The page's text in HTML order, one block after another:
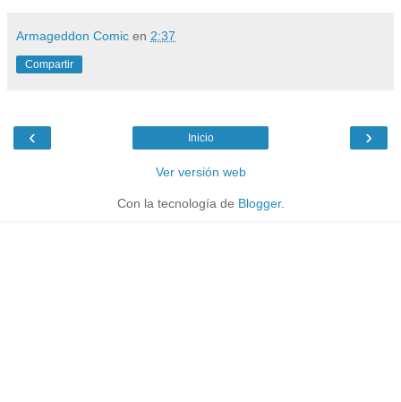
Armageddon Comic en 2:37
Compartir
‹ ›
Inicio
Ver versión web
Con la tecnología de Blogger.